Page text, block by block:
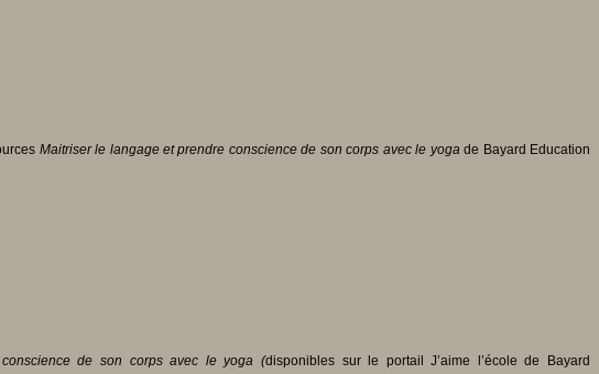
Maitriser le langage et prendre conscience de son corps avec le yogade Bayard Education
de son corps avec le yoga (disponibles sur le portail J’aime l’école de Bayard